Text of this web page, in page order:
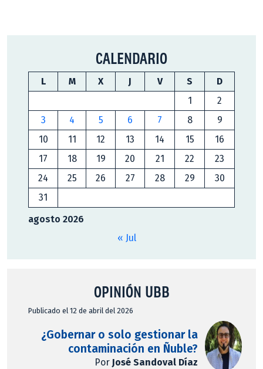
CALENDARIO
agosto 2026
L M X J V S
D
1
2
3
4 5 6 7 8
9
10
11 12 13 14 15
16
17
18 19 20 21 22
23
24
25 26 27 28 29
30
31
« Jul
OPINIÓN UBB
Publicado el 12 de abril del 2026
¿Gobernar o solo gestionar la
contaminación en Ñuble?
Por José Sandoval Díaz